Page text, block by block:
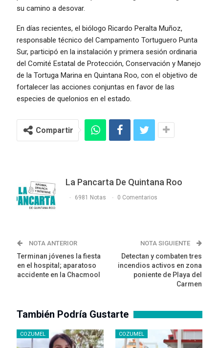
su camino a desovar.
En días recientes, el biólogo Ricardo Peralta Muñoz,
responsable técnico del Campamento Tortuguero Punta
Sur, participó en la instalación y primera sesión ordinaria
del Comité Estatal de Protección, Conservación y Manejo
de la Tortuga Marina en Quintana Roo, con el objetivo de
fortalecer las acciones conjuntas en favor de las
especies de quelonios en el estado.
Compartir
La Pancarta De Quintana Roo
6981 Notas 0 Comentarios
NOTA ANTERIOR
Terminan jóvenes la fiesta
en el hospital; aparatoso
accidente en la Chacmool
NOTA SIGUIENTE
Detectan y combaten tres
incendios activos en zona
poniente de Playa del
Carmen
También Podría Gustarte
COZUMEL COZUMEL